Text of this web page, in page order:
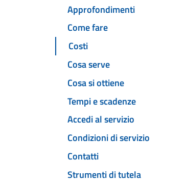
Approfondimenti
Come fare
Costi
Cosa serve
Cosa si ottiene
Tempi e scadenze
Accedi al servizio
Condizioni di servizio
Contatti
Strumenti di tutela